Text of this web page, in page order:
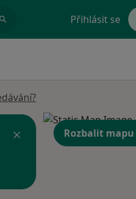
Přihlásit se
Rozbalit mapu